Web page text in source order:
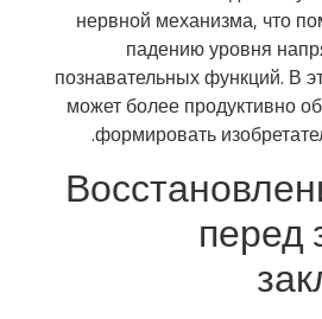
нервной механизма, что
падению уровня
познавательных функций. В
может более продуктивно
формировать